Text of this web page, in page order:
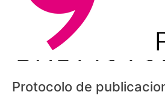
Protocolo de